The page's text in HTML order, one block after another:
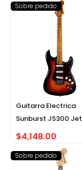
Sobre pedido
Guitarra Electrica
Sunburst JS300 Jet
$4,148.00
Sobre pedido